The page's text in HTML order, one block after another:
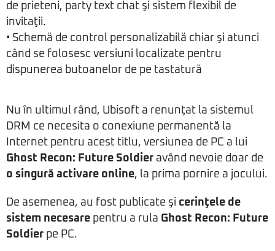
de prieteni, party text chat şi sistem flexibil de
invitaţii.
• Schemă de control personalizabilă chiar şi atunci
când se folosesc versiuni localizate pentru
dispunerea butoanelor de pe tastatură
Nu în ultimul rând, Ubisoft a renunţat la sistemul
DRM ce necesita o conexiune permanentă la
Internet pentru acest titlu, versiunea de PC a lui
Ghost Recon: Future Soldier având nevoie doar de
o singură activare online, la prima pornire a jocului.
De asemenea, au fost publicate şi cerinţele de
sistem necesare pentru a rula Ghost Recon: Future
Soldier pe PC.